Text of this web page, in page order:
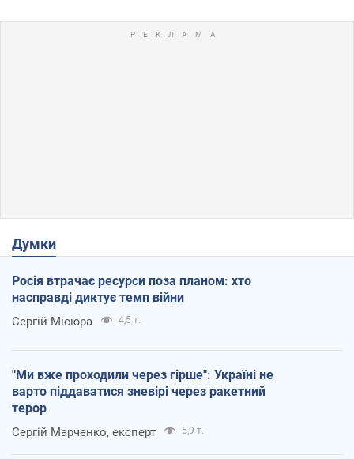
Думки
Росія втрачає ресурси поза планом: хто
насправді диктує темп війни
Сергій Місюра 4,5 т.
"Ми вже проходили через гірше": Україні не
варто піддаватися зневірі через ракетний
терор
Сергій Марченко, експерт 5,9 т.